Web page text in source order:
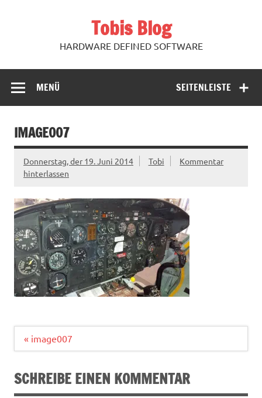
Tobis Blog
HARDWARE DEFINED SOFTWARE
SEITENLEISTE
MENÜ
IMAGE007
Donnerstag, der 19. Juni 2014 Tobi
Kommentar
hinterlassen
Beitragsnavigation
« image007
SCHREIBE EINEN KOMMENTAR